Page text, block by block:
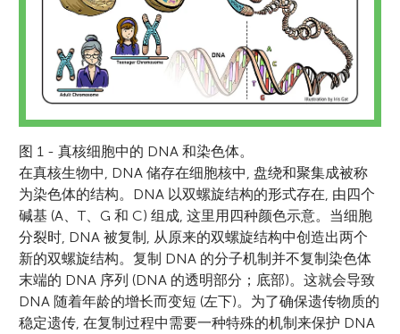
图 1 - 真核细胞中的 DNA 和染色体。
在真核生物中, DNA 储存在细胞核中, 盘绕和聚集成被称
为染色体的结构。DNA 以双螺旋结构的形式存在, 由四个
碱基 (A、T、G 和 C) 组成, 这里用四种颜色示意。当细胞
分裂时, DNA 被复制, 从原来的双螺旋结构中创造出两个
新的双螺旋结构。复制 DNA 的分子机制并不复制染色体
末端的 DNA 序列 (DNA 的透明部分；底部)。这就会导致
DNA 随着年龄的增长而变短 (左下)。为了确保遗传物质的
稳定遗传, 在复制过程中需要一种特殊的机制来保护 DNA